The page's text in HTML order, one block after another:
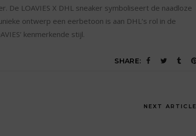
De LOAVIES X DHL sneaker symboliseert de naadloze
ontwerp een eerbetoon is aan DHL’s rol in de
kenmerkende stijl.
SHARE:
NEXT ARTICLE